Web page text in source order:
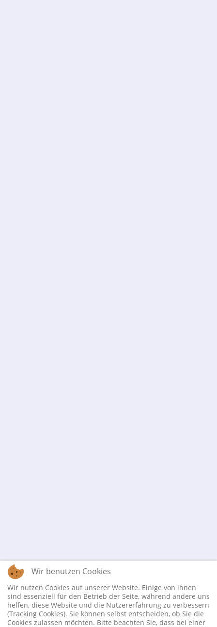
Wir benutzen Cookies
Wir nutzen Cookies auf unserer Website. Einige von ihnen
sind essenziell für den Betrieb der Seite, während andere uns
helfen, diese Website und die Nutzererfahrung zu verbessern
(Tracking Cookies). Sie können selbst entscheiden, ob Sie die
Cookies zulassen möchten. Bitte beachten Sie, dass bei einer